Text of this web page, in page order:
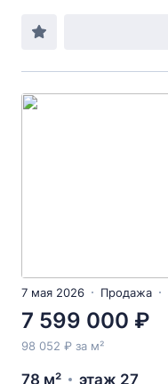
7 мая 2026 Продажа
7 599 000 ₽
98 052 ₽ за м²
78 м² этаж 27